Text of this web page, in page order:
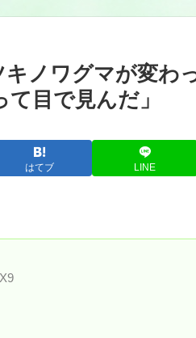
キノワグマが変
目で見んだ」
はてブ LINE